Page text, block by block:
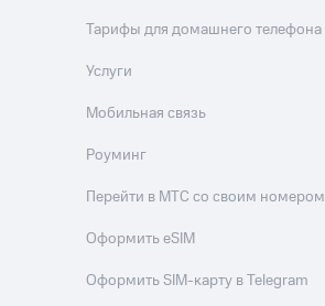
Тарифы для домашнего телефона
Услуги
Мобильная связь
Роуминг
Перейти в МТС со своим номером
Оформить eSIM
Оформить SIM-карту в Telegram